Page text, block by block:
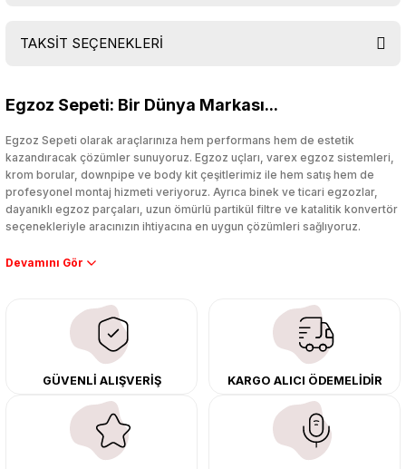
TAKSİT SEÇENEKLERİ
Egzoz Sepeti: Bir Dünya Markası...
Egzoz Sepeti olarak araçlarınıza hem performans hem de estetik
kazandıracak çözümler sunuyoruz. Egzoz uçları, varex egzoz sistemleri,
krom borular, downpipe ve body kit çeşitlerimiz ile hem satış hem de
profesyonel montaj hizmeti veriyoruz. Ayrıca binek ve ticari egzozlar,
dayanıklı egzoz parçaları, uzun ömürlü partikül filtre ve katalitik konvertör
seçenekleriyle aracınızın ihtiyacına en uygun çözümleri sağlıyoruz.
Performans artışı isteyen sürücüler için özel performans egzozları ve
çıkma orijinal ürünler ile yenileyebilir, body kit uygulamalarıyla aracınızın
tasarımını ve aerodinamisini üst seviyeye taşıyabilirsiniz.
Tüm ürünlerimiz orijinal, dayanıklı ve uzun ömürlüdür. İstanbul’daki montaj
merkezimizde profesyonel montaj yapıyor, Türkiye’nin her yerine güvenli
kargo ile teslimat gerçekleştiriyoruz. Aracınıza değer katmak için doğru
adres: Egzoz Sepeti.
GÜVENLİ ALIŞVERİŞ KARGO ALICI ÖDEMELİDİR